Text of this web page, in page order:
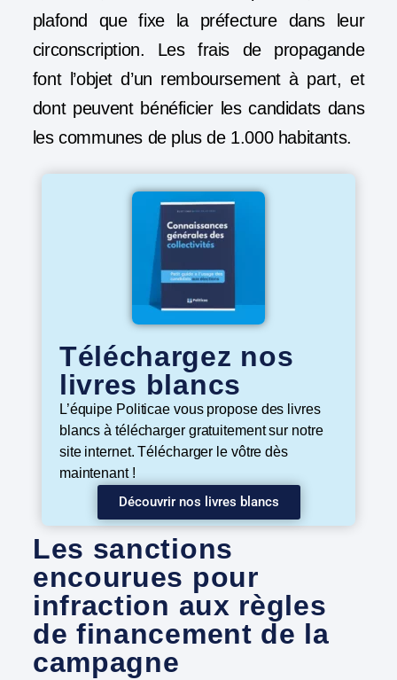
plafond que fixe la préfecture dans leur
circonscription. Les frais de propagande
font l’objet d’un remboursement à part, et
dont peuvent bénéficier les candidats dans
les communes de plus de 1.000 habitants.
Téléchargez nos
livres blancs
L’équipe Politicae vous propose des livres
blancs à télécharger gratuitement sur notre
site internet. Télécharger le vôtre dès
maintenant !
Découvrir nos livres blancs
Les sanctions
encourues pour
infraction aux règles
de financement de la
campagne